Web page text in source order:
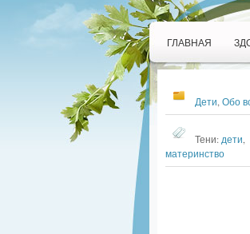
ГЛАВНАЯ
Дети Обо
Тени: дети
материнство